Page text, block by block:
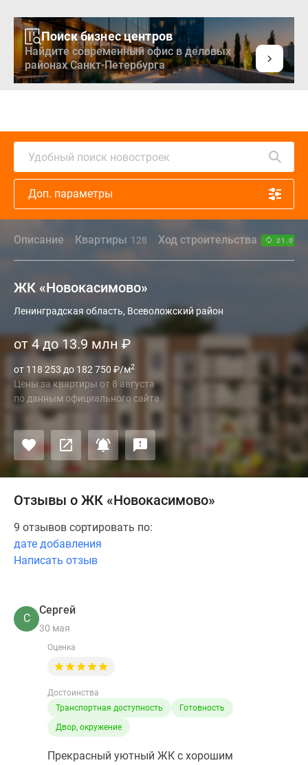
Поиск бизнес центров
Найдите современный офис в деловых
районах Санкт-Петербурга
Удобный поиск новостроек
Доп. параметры
Описание Квартиры 128 Ход строительства
ЖК «Новокасимово»
Ленинградская область, Всеволожский район
от 4 до 13.9 млн ₽
от 118 253 до 182 750 ₽/м2
Цены за квартиры от 8 августа
по данным официального сайта
Отзывы о ЖК «Новокасимово»
9 отзывов сортировать по:
дате добавления
Написать отзыв
С
Сергей
30 мая
Оценка
Достоинства
Транспортная доступность
Готовность
Двор, окружение
Прекрасный уютный ЖК с хорошим